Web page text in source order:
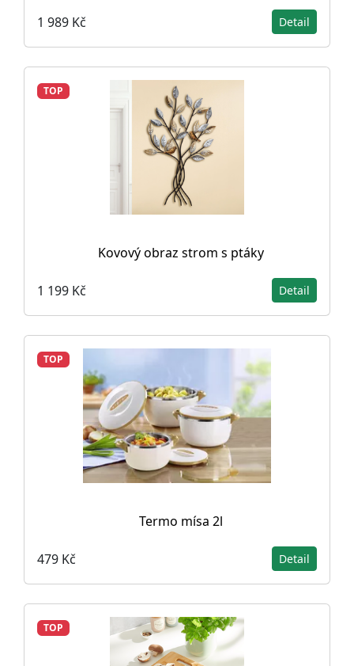
1 989 Kč Detail
TOP
Kovový obraz strom s ptáky
1 199 Kč Detail
TOP
Termo mísa 2l
479 Kč Detail
TOP